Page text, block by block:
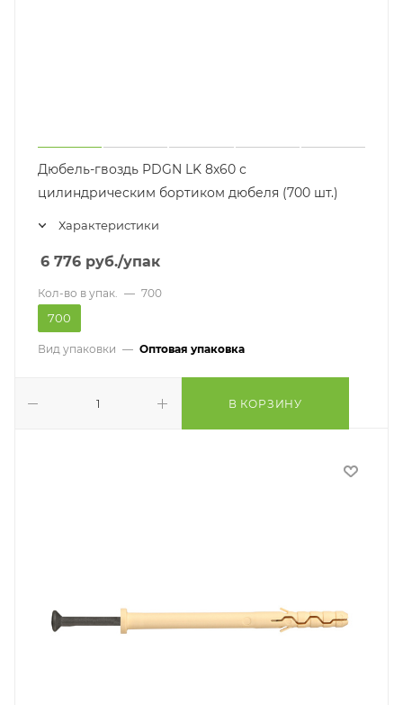
Дюбель-гвоздь PDGN LK 8х60 с
цилиндрическим бортиком дюбеля (700 шт.)
Характеристики
6 776 руб./упак
Кол-во в упак. — 700
700
Вид упаковки — Оптовая упаковка
В КОРЗИНУ